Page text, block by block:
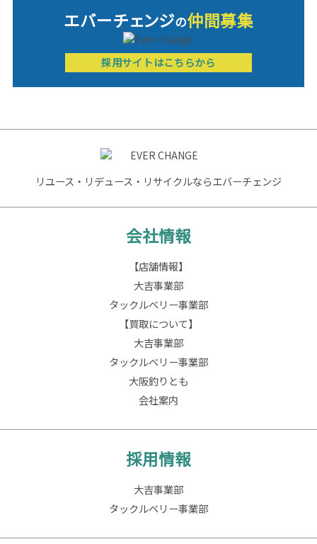
エバーチェンジの仲間募集
採用サイトはこちらから
リユース・リデュース・リサイクルならエバーチェンジ
会社情報
【店舗情報】
大吉事業部
タックルベリー事業部
【買取について】
大吉事業部
タックルベリー事業部
大阪釣りとも
会社案内
採用情報
大吉事業部
タックルベリー事業部